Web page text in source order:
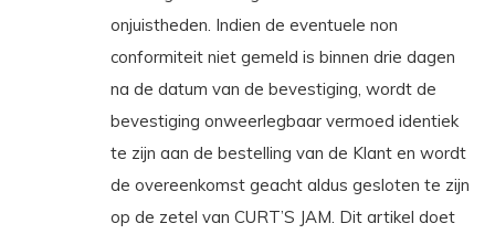
onjuistheden. Indien de eventuele non
conformiteit niet gemeld is binnen drie dagen
na de datum van de bevestiging, wordt de
bevestiging onweerlegbaar vermoed identiek
te zijn aan de bestelling van de Klant en wordt
de overeenkomst geacht aldus gesloten te zijn
op de zetel van CURT’S JAM. Dit artikel doet